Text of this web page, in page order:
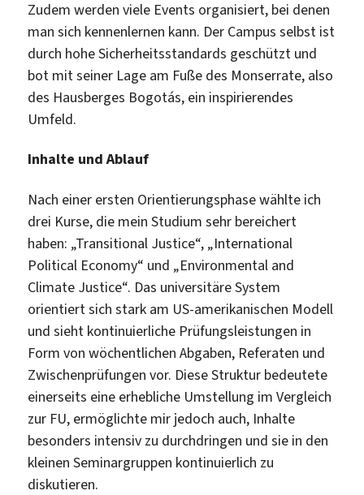
Zudem werden viele Events organisiert, bei denen
man sich kennenlernen kann. Der Campus selbst ist
durch hohe Sicherheitsstandards geschützt und
bot mit seiner Lage am Fuße des Monserrate, also
des Hausberges Bogotás, ein inspirierendes
Umfeld.
Inhalte und Ablauf
Nach einer ersten Orientierungsphase wählte ich
drei Kurse, die mein Studium sehr bereichert
haben: „Transitional Justice“, „International
Political Economy“ und „Environmental and
Climate Justice“. Das universitäre System
orientiert sich stark am US-amerikanischen Modell
und sieht kontinuierliche Prüfungsleistungen in
Form von wöchentlichen Abgaben, Referaten und
Zwischenprüfungen vor. Diese Struktur bedeutete
einerseits eine erhebliche Umstellung im Vergleich
zur FU, ermöglichte mir jedoch auch, Inhalte
besonders intensiv zu durchdringen und sie in den
kleinen Seminargruppen kontinuierlich zu
diskutieren.